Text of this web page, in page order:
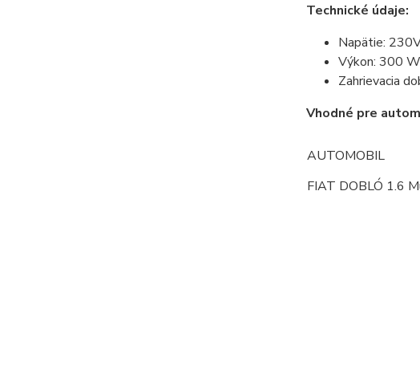
Technické údaje:
Napätie:
Výkon: 300 W
Zahrievacia
Vhodné pre
AUTOMOBIL
FIAT DOBLÓ 1.6